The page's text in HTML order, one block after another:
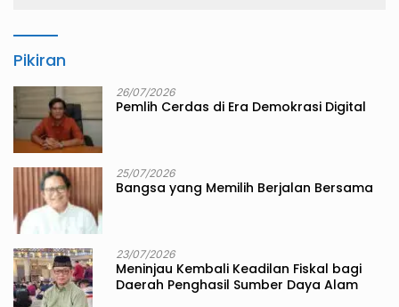
Pikiran
26/07/2026
Pemlih Cerdas di Era Demokrasi Digital
25/07/2026
Bangsa yang Memilih Berjalan Bersama
23/07/2026
Meninjau Kembali Keadilan Fiskal bagi
Daerah Penghasil Sumber Daya Alam